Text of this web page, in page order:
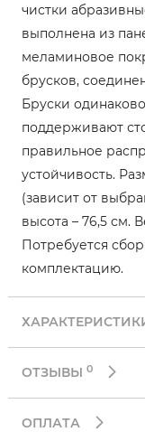
чистки
выполнена из
меламиновое
брусков,
Бруски
поддерживают
правильное
устойчивость.
(зависит от
высота – 76,5 см.
Потребуется
комплектацию.
ОТЗЫВЫ 0
ОПЛАТА